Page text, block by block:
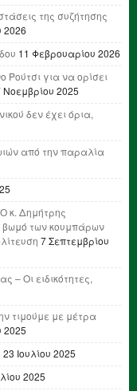
της συζήτησης
2026
11 Φεβρουαρίου 2026
για να ορίσει
Νοεμβρίου 2025
δεν έχει όρια,
από την παραλία
κ. Δημήτρης
βωμό των κουμπάρων
7 Σεπτεμβρίου
– Οι ειδικότητες,
τιμούμε με μέτρα
2025
23 Ιουλίου 2025
2025